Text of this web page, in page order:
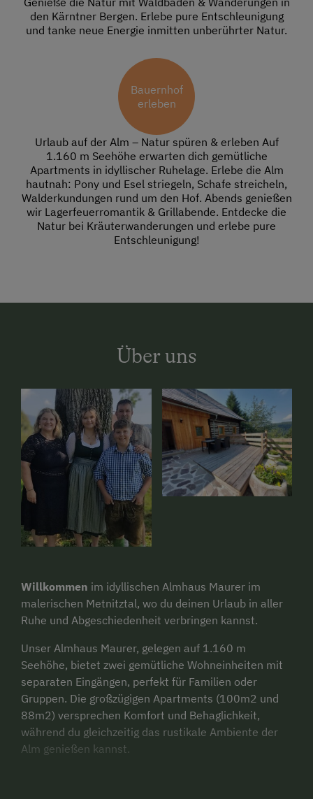
den Kärntner Bergen. Erlebe pure Entschleunigung
und tanke neue Energie inmitten unberührter Natur.
Bauernhof
erleben
Urlaub auf der Alm – Natur spüren & erleben Auf
1.160 m Seehöhe erwarten dich gemütliche
Apartments in idyllischer Ruhelage. Erlebe die Alm
hautnah: Pony und Esel striegeln, Schafe streicheln,
Walderkundungen rund um den Hof. Abends genießen
wir Lagerfeuerromantik & Grillabende. Entdecke die
Natur bei Kräuterwanderungen und erlebe pure
Entschleunigung!
Über uns
Willkommen im idyllischen Almhaus Maurer im
malerischen Metnitztal, wo du deinen Urlaub in aller
Ruhe und Abgeschiedenheit verbringen kannst.
Unser Almhaus Maurer, gelegen auf 1.160 m
Seehöhe, bietet zwei gemütliche Wohneinheiten mit
separaten Eingängen, perfekt für Familien oder
Gruppen. Die großzügigen Apartments (100m2 und
88m2) versprechen Komfort und Behaglichkeit,
während du gleichzeitig das rustikale Ambiente der
Alm genießen kannst.